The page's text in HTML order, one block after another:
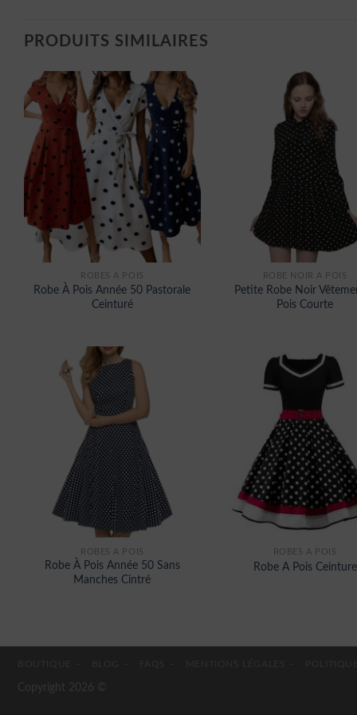
PRODUITS SIMILAIRES
ROBES À POIS
Robe À Pois Année 50 Pastorale
Ceinturé
ROBE NOIR A POIS
Petite Robe Noir
Pois Courte
ROBES À POIS
Robe À Pois Année 50 Sans
Manches Cintré
ROBES À POIS
Robe A Pois Ceinture
Copyright 2026 ©